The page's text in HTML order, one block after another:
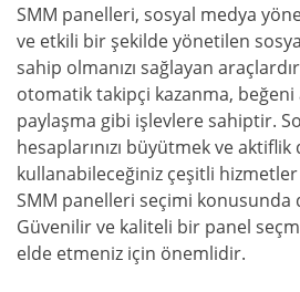
SMM panelleri, sosyal medya
ve etkili bir şekilde yönetilen
sahip olmanızı sağlayan
otomatik takipçi kazanma, beğeni
paylaşma gibi işlevlere sahiptir.
hesaplarınızı büyütmek ve
kullanabileceğiniz çeşitli
SMM panelleri seçimi konusunda
Güvenilir ve kaliteli bir panel
elde etmeniz için önemlidir.